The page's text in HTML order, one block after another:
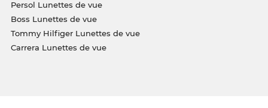
Persol Lunettes de vue
Boss Lunettes de vue
Tommy Hilfiger Lunettes de vue
Carrera Lunettes de vue